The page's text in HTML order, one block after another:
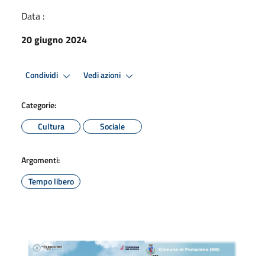
Data :
20 giugno 2024
Condividi Vedi azioni
Categorie:
Cultura
Sociale
Argomenti:
Tempo libero